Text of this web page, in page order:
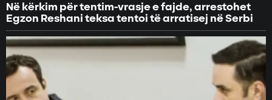
Në kërkim për tentim-vrasje e fajde, arrestohet
Egzon Reshani teksa tentoi të arratisej në Serbi